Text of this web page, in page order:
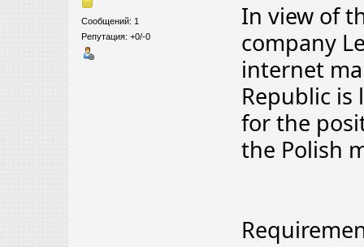
Сообщений: 1
Репутация: +0/-0
In view of
company
internet
Republic
for the
the Polish